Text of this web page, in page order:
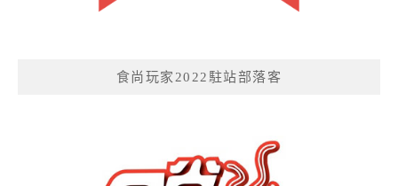
食尚玩家2022駐站部落客